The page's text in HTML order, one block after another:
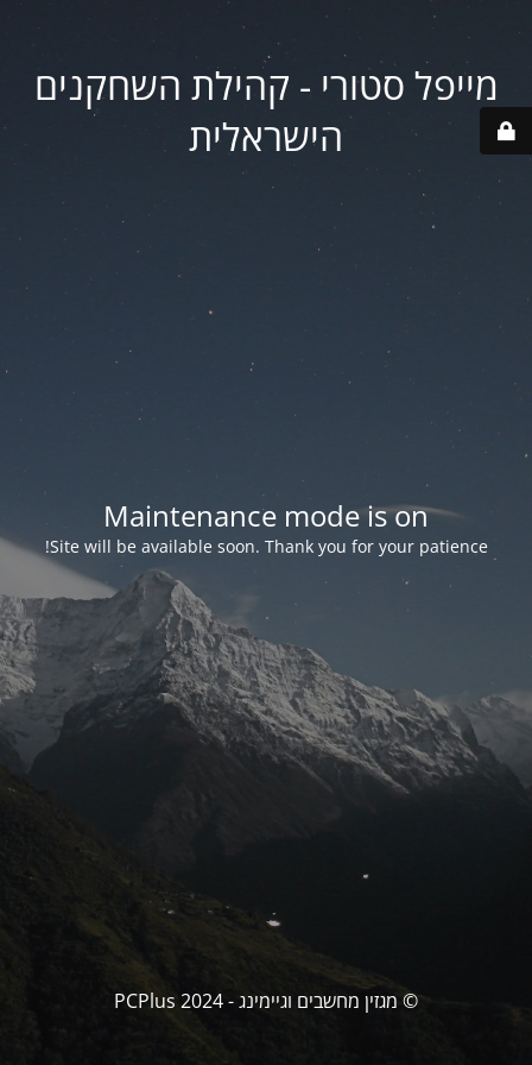
מייפל סטורי - קהילת השחקנים
הישראלית
Maintenance mode is on
Site will be available soon. Thank you for your patience!
© מגזין מחשבים וגיימינג - PCPlus 2024